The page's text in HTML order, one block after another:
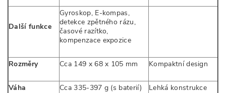
Další funkce
Gyroskop, E-kompas,
detekce zpětného rázu,
časové razítko,
kompenzace expozice
Rozměry Cca 149 x 68 x 105 mm Kompaktní design
Váha Cca 335-397 g (s baterií) Lehká konstrukce